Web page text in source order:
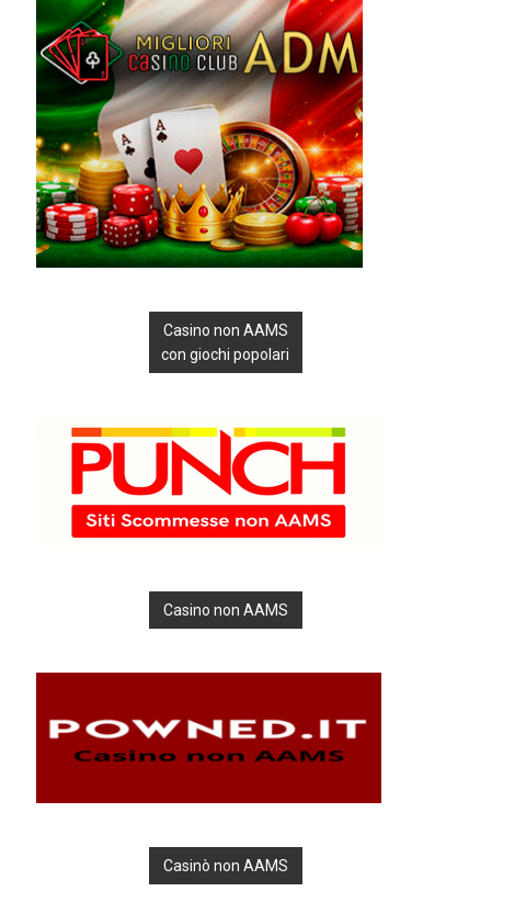
Casino non AAMS
con giochi popolari
Casino non AAMS
Casinò non AAMS